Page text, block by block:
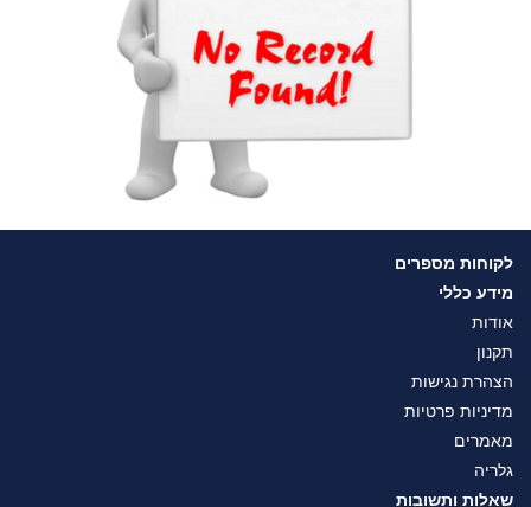
לקוחות מספרים
מידע כללי
אודות
תקנון
הצהרת נגישות
מדיניות פרטיות
מאמרים
גלריה
שאלות ותשובות